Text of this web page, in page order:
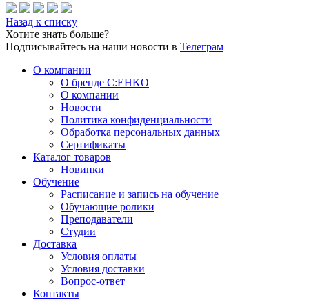
Назад к списку
Хотите знать больше?
Подписывайтесь на наши новости в Телеграм
О компании
О бренде C:EHKO
О компании
Новости
Политика конфиденциальности
Обработка персональных данных
Сертификаты
Каталог товаров
Новинки
Обучение
Расписание и запись на обучение
Обучающие ролики
Преподаватели
Студии
Доставка
Условия оплаты
Условия доставки
Вопрос-ответ
Контакты